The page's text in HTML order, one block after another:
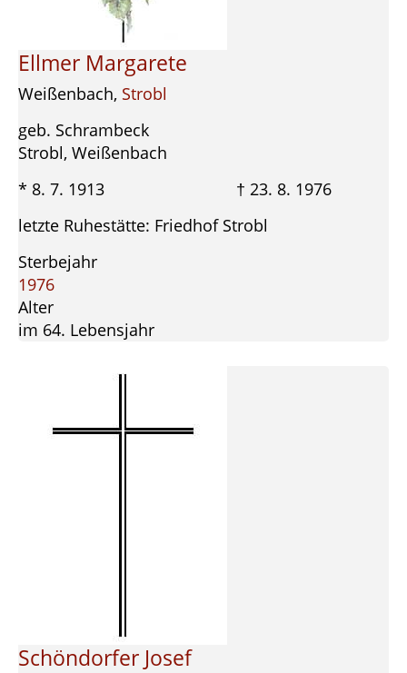
Ellmer Margarete
Weißenbach, Strobl
geb. Schrambeck
Strobl, Weißenbach
* 8. 7. 1913 † 23. 8. 1976
letzte Ruhestätte: Friedhof Strobl
Sterbejahr
1976
Alter
im 64. Lebensjahr
Schöndorfer Josef